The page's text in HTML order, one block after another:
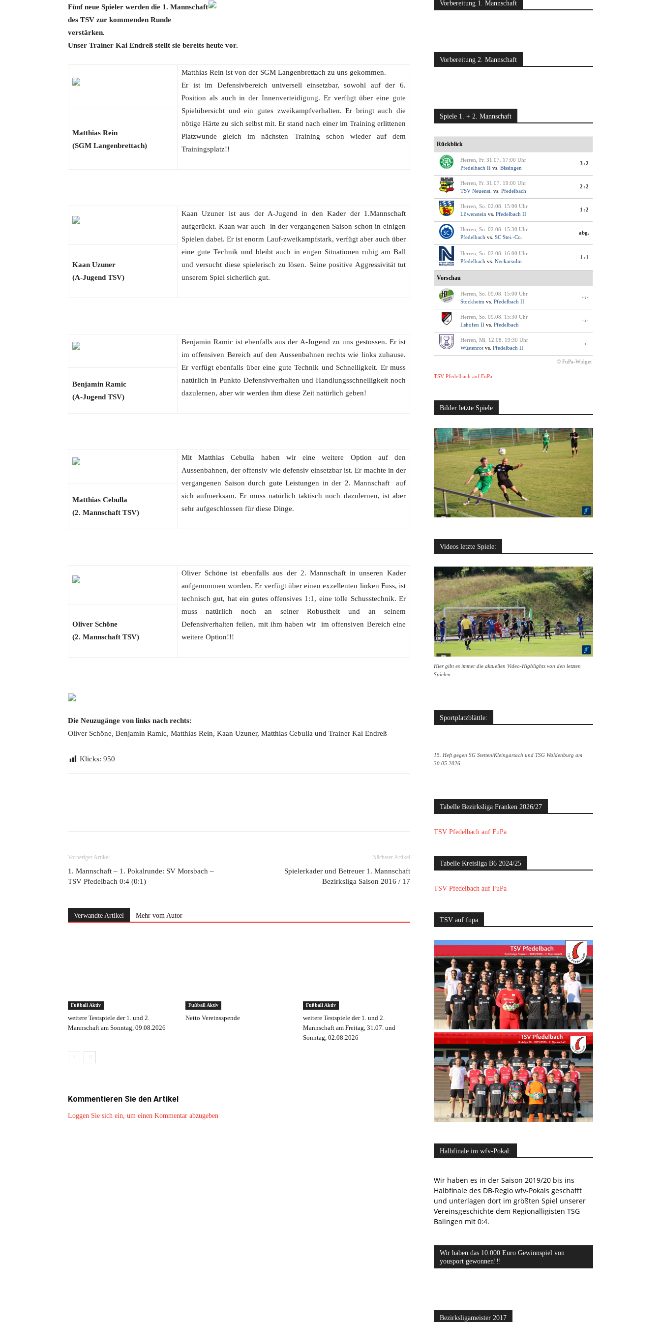
Fünf neue Spieler werden die 1. Mannschaft
des TSV zur kommenden Runde
verstärken.
Unser Trainer Kai Endreß stellt sie bereits heute vor.
Matthias Rein ist von der SGM Langenbrettach zu uns gekommen.
Er ist im Defensivbereich universell einsetzbar, sowohl auf der 6.
Position als auch in der Innenverteidigung. Er verfügt über eine gute
Spielübersicht und ein gutes zweikampfverhalten. Er bringt auch die
nötige Härte zu sich selbst mit. Er stand nach einer im Training erlittenen
Platzwunde gleich im nächsten Training schon wieder auf dem
Trainingsplatz!!
Matthias Rein
(SGM Langenbrettach)
Kaan Uzuner ist aus der A-Jugend in den Kader der 1.Mannschaft
aufgerückt. Kaan war auch in der vergangenen Saison schon in einigen
Spielen dabei. Er ist enorm Lauf-zweikampfstark, verfügt aber auch über
eine gute Technik und bleibt auch in engen Situationen ruhig am Ball
und versucht diese spielerisch zu lösen. Seine positive Aggressivität tut
unserem Spiel sicherlich gut.
Kaan Uzuner
(A-Jugend TSV)
Benjamin Ramic ist ebenfalls aus der A-Jugend zu uns gestossen. Er ist
im offensiven Bereich auf den Aussenbahnen rechts wie links zuhause.
Er verfügt ebenfalls über eine gute Technik und Schnelligkeit. Er muss
natürlich in Punkto Defensivverhalten und Handlungsschnelligkeit noch
dazulernen, aber wir werden ihm diese Zeit natürlich geben!
Benjamin Ramic
(A-Jugend TSV)
Mit Matthias Cebulla haben wir eine weitere Option auf den
Aussenbahnen, der offensiv wie defensiv einsetzbar ist. Er machte in der
vergangenen Saison durch gute Leistungen in der 2. Mannschaft auf
sich aufmerksam. Er muss natürlich taktisch noch dazulernen, ist aber
sehr aufgeschlossen für diese Dinge.
Matthias Cebulla
(2. Mannschaft TSV)
Oliver Schöne ist ebenfalls aus der 2. Mannschaft in unseren Kader
aufgenommen worden. Er verfügt über einen exzellenten linken Fuss, ist
technisch gut, hat ein gutes offensives 1:1, eine tolle Schusstechnik. Er
muss natürlich noch an seiner Robustheit und an seinem
Defensiverhalten feilen, mit ihm haben wir im offensiven Bereich eine
weitere Option!!!
Oliver Schöne
(2. Mannschaft TSV)
Die Neuzugänge von links nach rechts:
Oliver Schöne, Benjamin Ramic, Matthias Rein, Kaan Uzuner, Matthias Cebulla und Trainer Kai Endreß
Klicks: 950
Vorheriger Artikel
1. Mannschaft – 1. Pokalrunde: SV Morsbach –
TSV Pfedelbach 0:4 (0:1)
Nächster Artikel
Spielerkader und Betreuer 1. Mannschaft
Bezirksliga Saison 2016 / 17
Verwandte Artikel Mehr vom Autor
Fußball Aktiv
weitere Testspiele der 1. und 2.
Mannschaft am Sonntag, 09.08.2026
Fußball Aktiv
Netto Vereinsspende
Fußball Aktiv
weitere Testspiele der 1. und 2.
Mannschaft am Freitag, 31.07. und
Sonntag, 02.08.2026
Kommentieren Sie den Artikel
Loggen Sie sich ein, um einen Kommentar abzugeben
Vorbereitung 1. Mannschaft
Vorbereitung 2. Mannschaft
Spiele 1. + 2. Mannschaft
Rückblick
Herren, Fr. 31.07. 17:00 Uhr
Pfedelbach II vs. Bissingen
3:2
Herren, Fr. 31.07. 19:00 Uhr
TSV Neuenst. vs. Pfedelbach
2:2
Herren, So. 02.08. 15:00 Uhr
Löwenstein vs. Pfedelbach II
1:2
Herren, So. 02.08. 15:30 Uhr
Pfedelbach vs. SC Stei.-Co.
abg.
Herren, So. 02.08. 16:00 Uhr
Pfedelbach vs. Neckarsulm
1:1
Vorschau
Herren, So. 09.08. 15:00 Uhr
Stockheim vs. Pfedelbach II
-:-
Herren, So. 09.08. 15:30 Uhr
Ilshofen II vs. Pfedelbach
-:-
Herren, Mi. 12.08. 19:30 Uhr
Wüstenrot vs. Pfedelbach II
-:-
© FuPa-Widget
TSV Pfedelbach auf FuPa
Bilder letzte Spiele
Videos letzte Spiele:
Hier gibt es immer die aktuellen Video-Highlights von den letzten
Spielen
Sportplatzblättle:
15. Heft gegen SG Stetten/Kleingartach und TSG Waldenburg am
30.05.2026
Tabelle Bezirksliga Franken 2026/27
TSV Pfedelbach auf FuPa
Tabelle Kreisliga B6 2024/25
TSV Pfedelbach auf FuPa
TSV auf fupa
Halbfinale im wfv-Pokal:
Wir haben es in der Saison 2019/20 bis ins
Halbfinale des DB-Regio wfv-Pokals geschafft
und unterlagen dort im größten Spiel unserer
Vereinsgeschichte dem Regionalligisten TSG
Balingen mit 0:4.
Wir haben das 10.000 Euro Gewinnspiel von
yousport gewonnen!!!
Bezirksligameister 2017